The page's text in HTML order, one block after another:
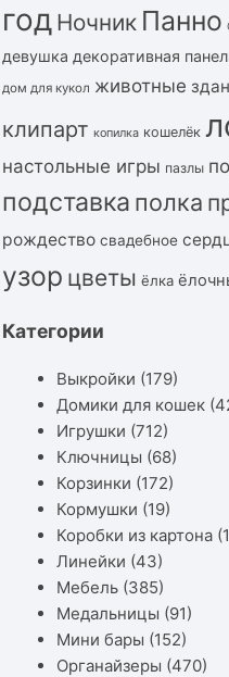
год Ночник Панно
девушка декоративная
дом для кукол животные
клипарт копилка кошелёк
настольные игры пазлы
подставка полка
рождество свадебное
узор цветы ёлка
Категории
Выкройки (179)
Домики для кошек
Игрушки (712)
Ключницы (68)
Корзинки (172)
Кормушки (19)
Коробки из картона
Линейки (43)
Мебель (385)
Медальницы (91)
Мини бары (152)
Органайзеры (470)